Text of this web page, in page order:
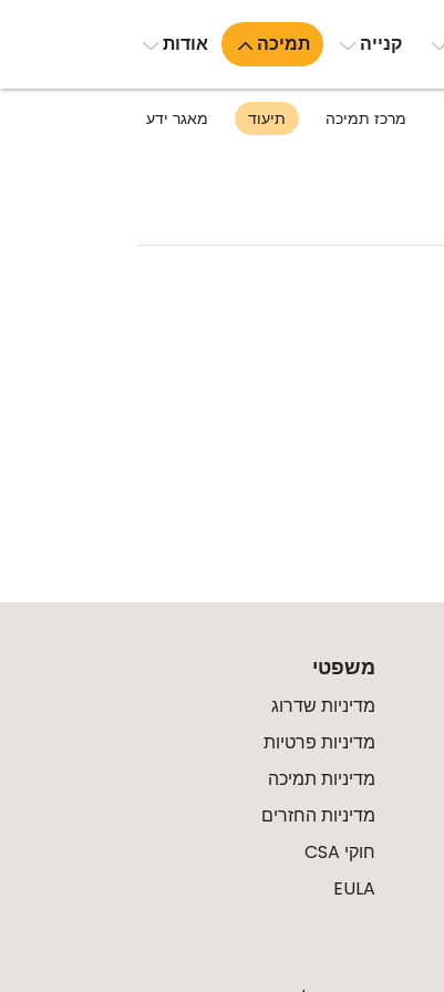
קנייה תמיכה אודות
מרכז תמיכה תיעוד מאגר ידע
משפטי
מדיניות שדרוג
מדיניות פרטיות
מדיניות תמיכה
מדיניות החזרים
חוקי CSA
EULA